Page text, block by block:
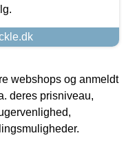
webshops og anmeldt
deres prisniveau,